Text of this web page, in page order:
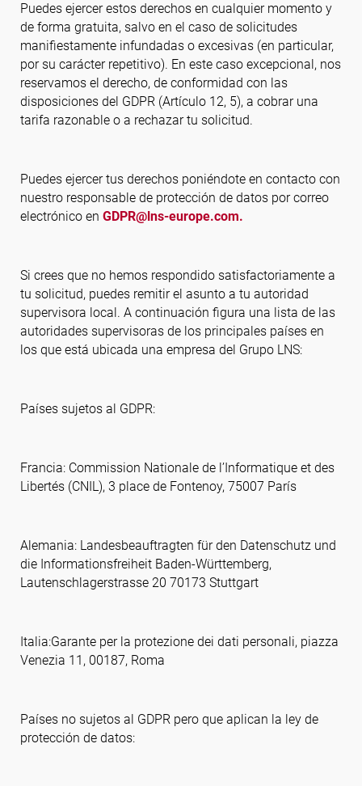
Puedes ejercer estos derechos en cualquier momento y
de forma gratuita, salvo en el caso de solicitudes
manifiestamente infundadas o excesivas (en particular,
por su carácter repetitivo). En este caso excepcional, nos
reservamos el derecho, de conformidad con las
disposiciones del GDPR (Artículo 12, 5), a cobrar una
tarifa razonable o a rechazar tu solicitud.
Puedes ejercer tus derechos poniéndote en contacto con
nuestro responsable de protección de datos por correo
electrónico en GDPR@lns-europe.com.
Si crees que no hemos respondido satisfactoriamente a
tu solicitud, puedes remitir el asunto a tu autoridad
supervisora local. A continuación figura una lista de las
autoridades supervisoras de los principales países en
los que está ubicada una empresa del Grupo LNS:
Países sujetos al GDPR:
Francia: Commission Nationale de l’Informatique et des
Libertés (CNIL), 3 place de Fontenoy, 75007 París
Alemania: Landesbeauftragten für den Datenschutz und
die Informationsfreiheit Baden-Württemberg,
Lautenschlagerstrasse 20 70173 Stuttgart
Italia:Garante per la protezione dei dati personali, piazza
Venezia 11, 00187, Roma
Países no sujetos al GDPR pero que aplican la ley de
protección de datos: